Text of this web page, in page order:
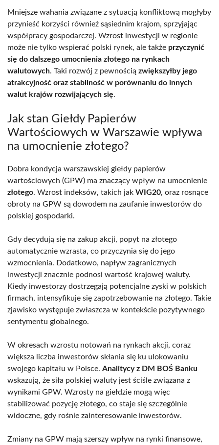
Mniejsze wahania związane z sytuacją konfliktową mogłyby
przynieść korzyści również sąsiednim krajom, sprzyjając
współpracy gospodarczej. Wzrost inwestycji w regionie
może nie tylko wspierać polski rynek, ale także przyczynić
się do dalszego umocnienia złotego na rynkach
walutowych. Taki rozwój z pewnością zwiększyłby jego
atrakcyjność oraz stabilność w porównaniu do innych
walut krajów rozwijających się.
Jak stan Giełdy Papierów
Wartościowych w Warszawie wpływa
na umocnienie złotego?
Dobra kondycja warszawskiej giełdy papierów
wartościowych (GPW) ma znaczący wpływ na umocnienie
złotego. Wzrost indeksów, takich jak WIG20, oraz rosnące
obroty na GPW są dowodem na zaufanie inwestorów do
polskiej gospodarki.
Gdy decydują się na zakup akcji, popyt na złotego
automatycznie wzrasta, co przyczynia się do jego
wzmocnienia. Dodatkowo, napływ zagranicznych
inwestycji znacznie podnosi wartość krajowej waluty.
Kiedy inwestorzy dostrzegają potencjalne zyski w polskich
firmach, intensyfikuje się zapotrzebowanie na złotego. Takie
zjawisko występuje zwłaszcza w kontekście pozytywnego
sentymentu globalnego.
W okresach wzrostu notowań na rynkach akcji, coraz
większa liczba inwestorów skłania się ku ulokowaniu
swojego kapitału w Polsce. Analitycy z DM BOŚ Banku
wskazują, że siła polskiej waluty jest ściśle związana z
wynikami GPW. Wzrosty na giełdzie mogą więc
stabilizować pozycję złotego, co staje się szczególnie
widoczne, gdy rośnie zainteresowanie inwestorów.
Zmiany na GPW mają szerszy wpływ na rynki finansowe,